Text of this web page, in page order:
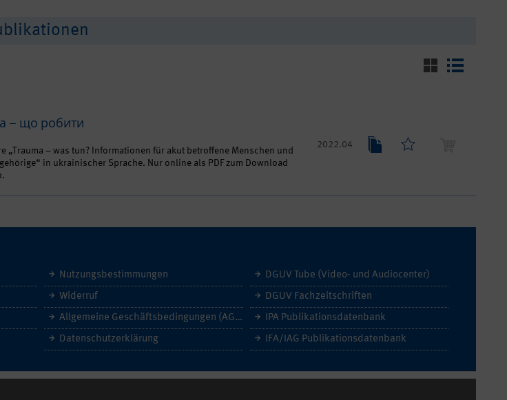
– що робити
„Trauma – was tun? Informationen für akut betroffene Menschen und
in ukrainischer Sprache. Nur online als PDF zum Download
2022.04
Nutzungsbestimmungen
Widerruf
Allgemeine Geschäftsbedingungen (AGB)
Datenschutzerklärung
DGUV Tube (Video- und Audiocenter)
DGUV Fachzeitschriften
IPA Publikationsdatenbank
IFA/IAG Publikationsdatenbank